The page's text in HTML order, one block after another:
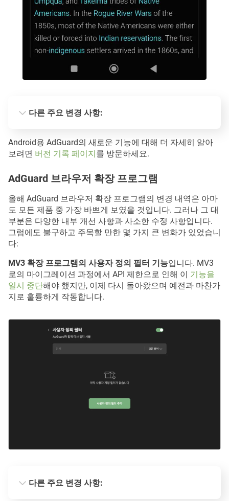
다른 주요 변경 사항:
HTTPS 인증서 설치 프로세스 개선
Android용 AdGuard의 새로운 기능에 대해 더 자세히 알아
보려면 버전 기록 페이지 를 방문하세요.
AdGuard 브라우저 확장 프로그램
올해 AdGuard 브라우저 확장 프로그램의 변경 내역은 아마
도 모든 제품 중 가장 바쁘게 보였을 것입니다. 그러나 그 대
부분은 다양한 내부 개선 사항과 사소한 수정 사항입니다.
그럼에도 불구하고 주목할 만한 몇 가지 큰 변화가 있었습니
다:
MV3 확장 프로그램의 사용자 정의 필터 기능입니다. MV3
로의 마이그레이션 과정에서 API 제한으로 인해 이 기능을
일시 중단해야 했지만, 이제 다시 돌아왔으며 예전과 마찬가
지로 훌륭하게 작동합니다.
다른 주요 변경 사항: